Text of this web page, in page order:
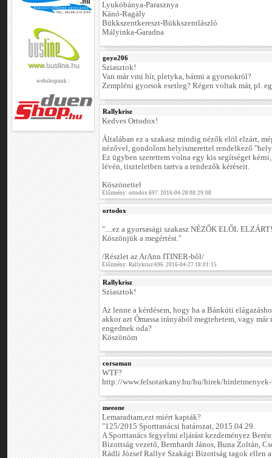
webshopunk :
Lyukóbánya-Parasznya
Kánó-Ragály
Bükkszentkereszt-Bükkszentlászló
Mályinka-Garadna
goyo206
Sziasztok!
Van már vmi hír, pletyka, bármi a gyorsokról?
Zempléni gyorsok esetleg? Régen voltak már, pl.
Rallykrisz
Kedves Ortodox!
Általában ez a szakasz mindig nézők elöl elzárt,
nézővel, gondolom helyismerettel rendelkező
Ez ügyben szerettem volna egy kis segítséget
lévén, tiszteletben tartva a rendezők kéréseit.
Köszönettel
Előzmény: ortodox 697. 2016-04-28 08:29:08
ortodox
"....ez a gyorsasági szakasz NÉZŐK ELŐL ELZÁRT!
Köszönjük a megértést."
/Részlet az ArAnn ITINER-ből/
Előzmény: Rallykrisz 696. 2016-04-27 18:01:15
Rallykrisz
Sziasztok!
Az lenne a kérdésem, hogy ha a Bánkúti
akkor azt Ómassa irányából megtehetem, vagy már
engednek oda?
Köszönöm
corsaman
WTF?
http://www.felsotarkany.hu/hu/hirek/
meeone
Lemaradtam,ezt miért kapták?
"125/2015 Sporttanácsi határozat, 2015.04.29.
A Sporttanács fegyelmi eljárást kezdeményez
Bizottság vezető, Bernhardt János, Buna Zoltán,
Rádli József Rallye Szakági Bizottság tagok ellen